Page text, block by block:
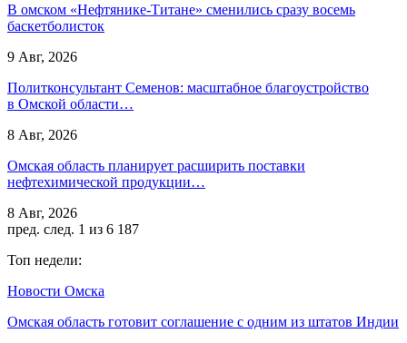
В омском «Нефтянике-Титане» сменились сразу восемь
баскетболисток
9 Авг, 2026
Политконсультант Семенов: масштабное благоустройство
в Омской области…
8 Авг, 2026
Омская область планирует расширить поставки
нефтехимической продукции…
8 Авг, 2026
пред. след. 1 из 6 187
Топ недели:
Новости Омска
Омская область готовит соглашение с одним из штатов Индии